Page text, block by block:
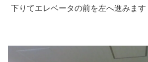
下りてエレベータの前を左へ進みます